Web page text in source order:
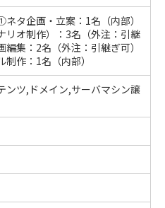
タ企画・立案：1名（内部）
オ制作）：3名（外注：引継
集：2名（外注：引継ぎ可）
作：1名（内部）
ンツ,ドメイン,サーバマシン譲